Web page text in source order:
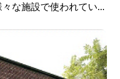
な施設で使われてい...